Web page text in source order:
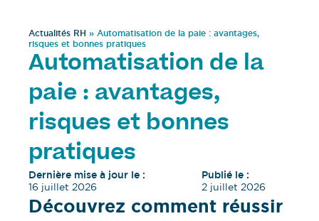
Actualités RH » Automatisation de la paie : avantages,
risques et bonnes pratiques
Automatisation de la
paie : avantages,
risques et bonnes
pratiques
Dernière mise à jour le :
16 juillet 2026
Publié le :
2 juillet 2026
Découvrez comment réussir